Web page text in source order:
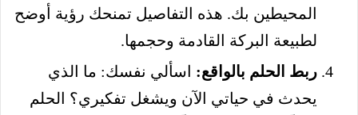
المحيطين بك. هذه التفاصيل تمنحك رؤية أوضح
لطبيعة البركة القادمة وحجمها.
ربط الحلم بالواقع: اسألي نفسك: ما الذي
يحدث في حياتي الآن ويشغل تفكيري؟ الحلم